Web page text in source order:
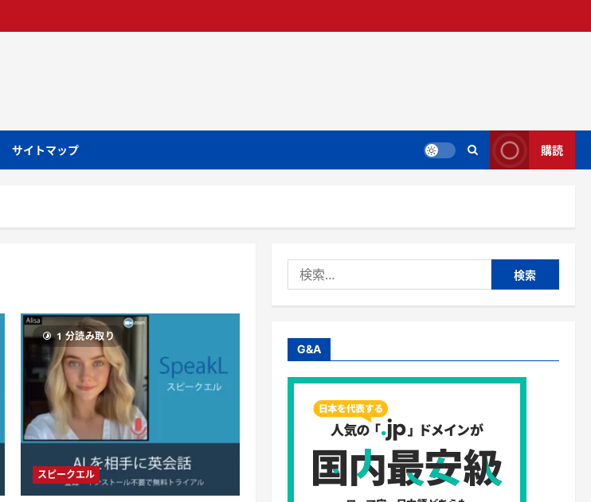
サイトマップ 購読
1 分読み取り
スピークエル
索:
G&A